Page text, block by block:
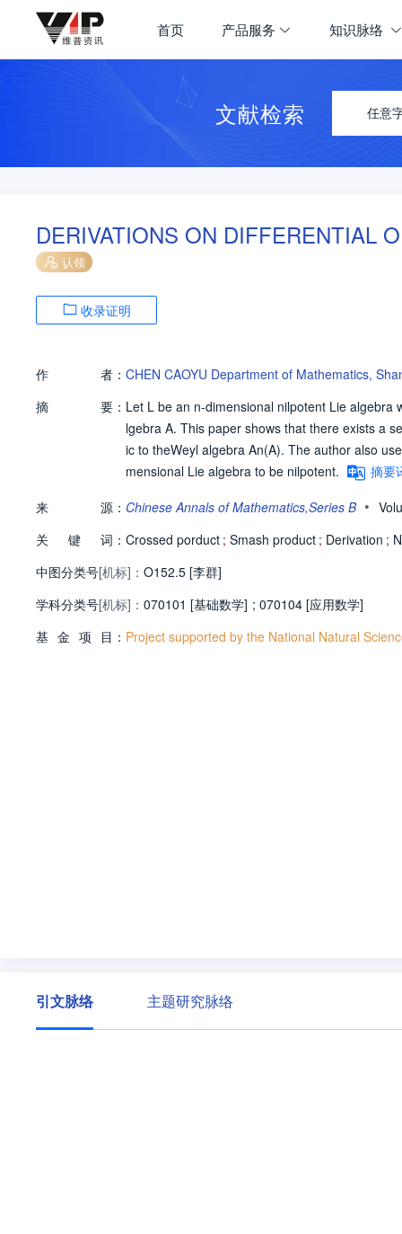
首页 产品服务 知识脉络
文献检索 任意
DERIVATIONS ON DIFFERENTIAL
认领
收录证明
作 者： CHEN CAOYU Department of Mathematics,
摘
要： Let L be an n-dimensional nilpotent Lie
lgebra A. This paper shows that there exists a
ic to theWeyl algebra An(A). The author also
mensional Lie algebra to be nilpotent.
摘要
来
源： Chinese Annals of Mathematics,Series B •
关
键 词： Crossed porduct ; Smash product ; Derivation ;
中图分类号[机标]： O152.5 [李群]
学科分类号[机标]： 070101 [基础数学] ; 070104 [应用数学]
基 金 项 目： Project supported by the National Natural
引文脉络 主题研究脉络